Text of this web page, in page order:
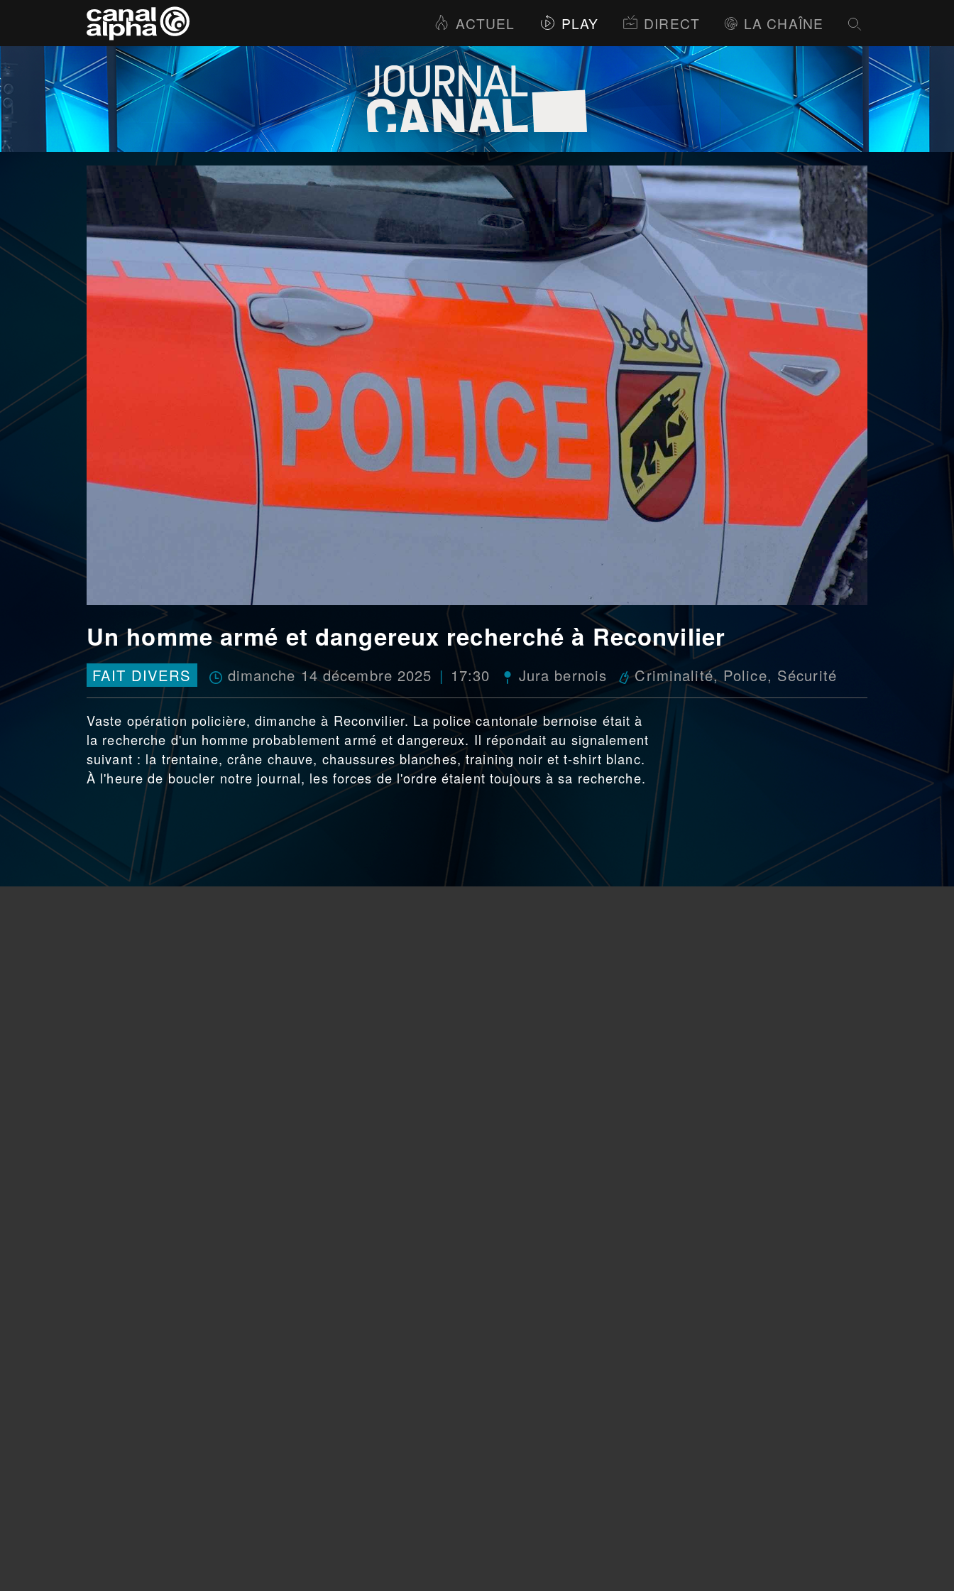
ACTUEL PLAY DIRECT LA CHAÎNE
Un homme armé et dangereux recherché à Reconvilier
FAIT DIVERS dimanche 14 décembre 2025 17:30 Jura bernois Criminalité, Police, Sécurité
Vaste opération policière, dimanche à Reconvilier. La police cantonale bernoise était à
la recherche d'un homme probablement armé et dangereux. Il répondait au signalement
suivant : la trentaine, crâne chauve, chaussures blanches, training noir et t-shirt blanc.
À l'heure de boucler notre journal, les forces de l'ordre étaient toujours à sa recherche.